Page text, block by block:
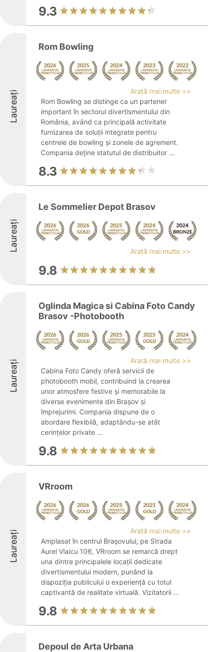
9.3
Laureați
Rom Bowling
Arată mai multe >>
Rom Bowling se distinge ca un partener
important în sectorul divertismentului din
România, având ca principală activitate
furnizarea de soluții integrate pentru
centrele de bowling și zonele de agrement.
Compania deține statutul de distribuitor ...
8.3
Laureați
Le Sommelier Depot Brasov
Arată mai multe >>
9.8
Laureați
Oglinda Magica si Cabina Foto Candy
Brasov -Photobooth
Arată mai multe >>
Cabina Foto Candy oferă servicii de
photobooth mobil, contribuind la crearea
unor atmosfere festive și memorabile la
diverse evenimente din Brașov și
împrejurimi. Compania dispune de o
abordare flexibilă, adaptându-se atât
cerințelor private ...
9.8
Laureați
VRroom
Arată mai multe >>
Amplasat în centrul Brașovului, pe Strada
Aurel Vlaicu 106, VRroom se remarcă drept
una dintre principalele locații dedicate
divertismentului modern, punând la
dispoziția publicului o experiență cu totul
captivantă de realitate virtuală. Vizitatorii ...
9.8
Depoul de Arta Urbana